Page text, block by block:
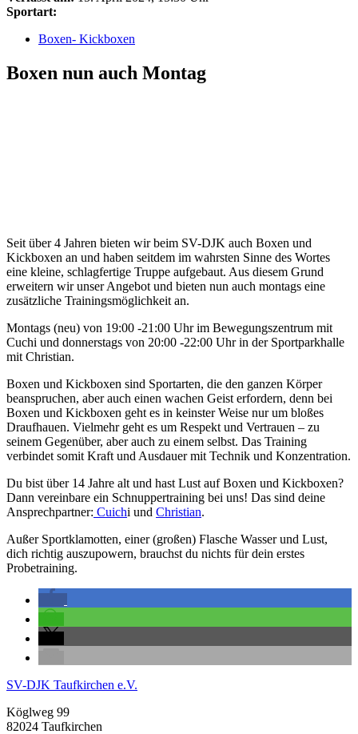
Sportart:
Boxen- Kickboxen
Boxen nun auch Montag
Seit über 4 Jahren bieten wir beim SV-DJK auch Boxen und
Kickboxen an und haben seitdem im wahrsten Sinne des Wortes
eine kleine, schlagfertige Truppe aufgebaut. Aus diesem Grund
erweitern wir unser Angebot und bieten nun auch montags eine
zusätzliche Trainingsmöglichkeit an.
Montags (neu) von 19:00 -21:00 Uhr im Bewegungszentrum mit
Cuchi und donnerstags von 20:00 -22:00 Uhr in der Sportparkhalle
mit Christian.
Boxen und Kickboxen sind Sportarten, die den ganzen Körper
beanspruchen, aber auch einen wachen Geist erfordern, denn bei
Boxen und Kickboxen geht es in keinster Weise nur um bloßes
Draufhauen. Vielmehr geht es um Respekt und Vertrauen – zu
seinem Gegenüber, aber auch zu einem selbst. Das Training
verbindet somit Kraft und Ausdauer mit Technik und Konzentration.
Du bist über 14 Jahre alt und hast Lust auf Boxen und Kickboxen?
Dann vereinbare ein Schnuppertraining bei uns! Das sind deine
Ansprechpartner: Cuichi und Christian.
Außer Sportklamotten, einer (großen) Flasche Wasser und Lust,
dich richtig auszupowern, brauchst du nichts für dein erstes
Probetraining.
SV-DJK Taufkirchen e.V.
Köglweg 99
82024 Taufkirchen